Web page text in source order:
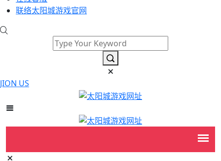
联络太阳城游戏官网
JION US